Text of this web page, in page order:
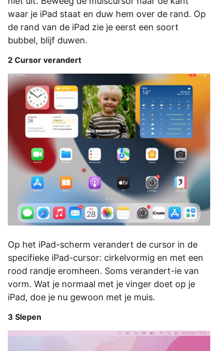
waar je iPad staat en duw hem over de rand. Op
de rand van de iPad zie je eerst een soort
bubbel, blijf duwen.
2 Cursor verandert
Op het iPad-scherm verandert de cursor in de
specifieke iPad-cursor: cirkelvormig en met een
rood randje eromheen. Soms verandert-ie van
vorm. Wat je normaal met je vinger doet op je
iPad, doe je nu gewoon met je muis.
3 Slepen